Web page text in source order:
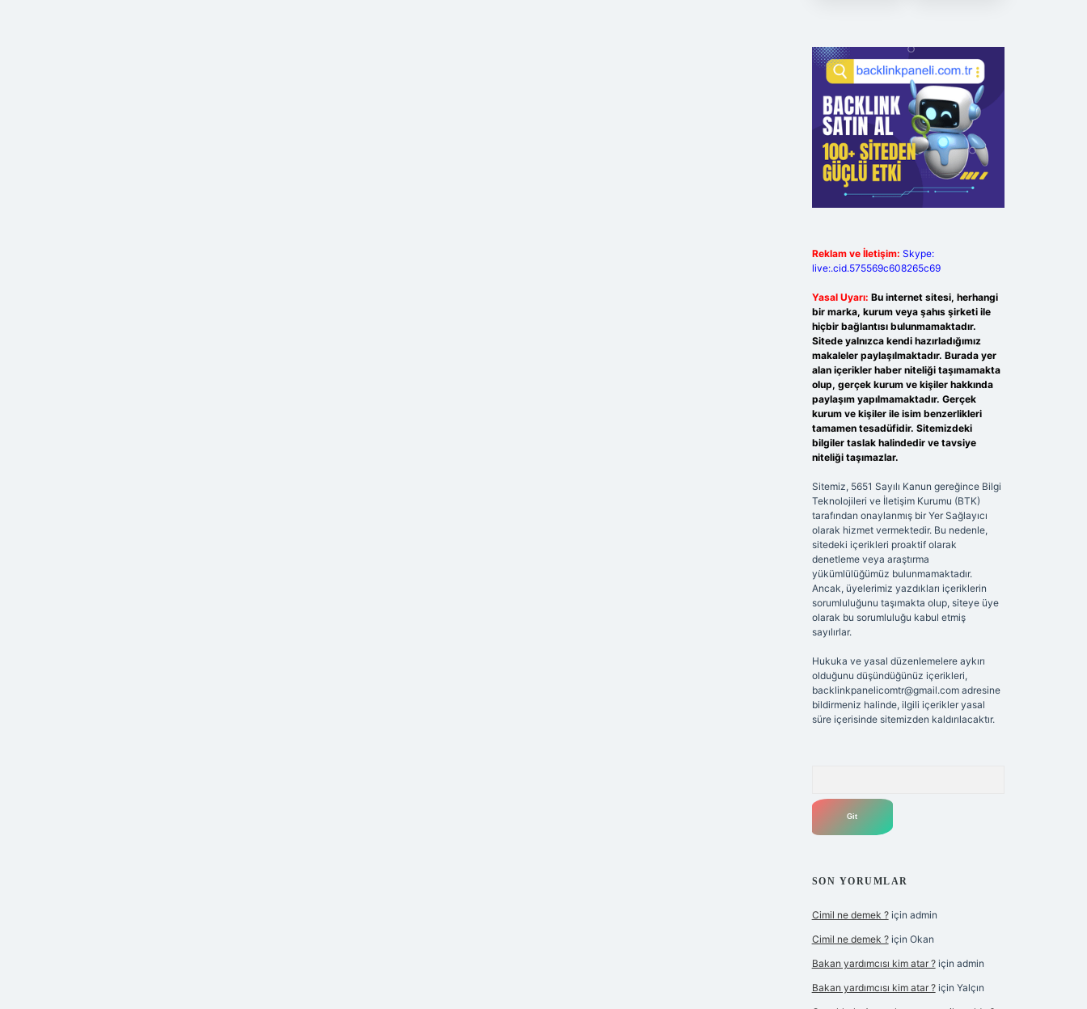
Reklam ve İletişim: Skype:
live:.cid.575569c608265c69
Yasal Uyarı: Bu internet sitesi, herhangi
bir marka, kurum veya şahıs şirketi ile
hiçbir bağlantısı bulunmamaktadır.
Sitede yalnızca kendi hazırladığımız
makaleler paylaşılmaktadır. Burada yer
alan içerikler haber niteliği taşımamakta
olup, gerçek kurum ve kişiler hakkında
paylaşım yapılmamaktadır. Gerçek
kurum ve kişiler ile isim benzerlikleri
tamamen tesadüfidir. Sitemizdeki
bilgiler taslak halindedir ve tavsiye
niteliği taşımazlar.
Sitemiz, 5651 Sayılı Kanun gereğince Bilgi
Teknolojileri ve İletişim Kurumu (BTK)
tarafından onaylanmış bir Yer Sağlayıcı
olarak hizmet vermektedir. Bu nedenle,
sitedeki içerikleri proaktif olarak
denetleme veya araştırma
yükümlülüğümüz bulunmamaktadır.
Ancak, üyelerimiz yazdıkları içeriklerin
sorumluluğunu taşımakta olup, siteye üye
olarak bu sorumluluğu kabul etmiş
sayılırlar.
Hukuka ve yasal düzenlemelere aykırı
olduğunu düşündüğünüz içerikleri,
backlinkpanelicomtr@gmail.comadresine
bildirmeniz halinde, ilgili içerikler yasal
süre içerisinde sitemizden kaldırılacaktır.
SON YORUMLAR
Cimil ne demek ?için admin
Cimil ne demek ?için Okan
Bakan yardımcısı kim atar ?için admin
Bakan yardımcısı kim atar ?için Yalçın